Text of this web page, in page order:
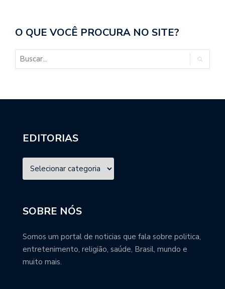
O QUE VOCÊ PROCURA NO SITE?
EDITORIAS
SOBRE NÓS
Somos um portal de noticias que fala sobre politica,
entretenimento, religião, saúde, Brasil, mundo e
muito mais.